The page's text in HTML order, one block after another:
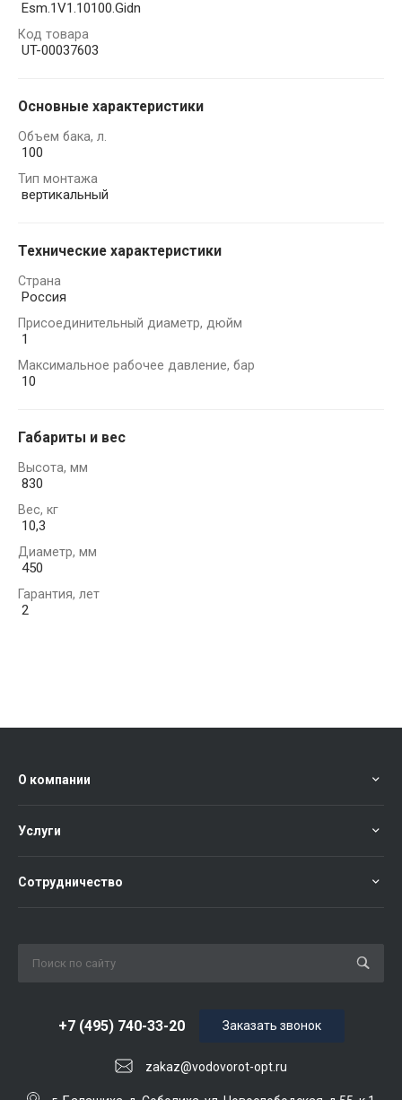
Esm.1V1.10100.Gidn
Код товара
UT-00037603
Основные характеристики
Объем бака, л.
100
Тип монтажа
вертикальный
Технические характеристики
Страна
Россия
Присоединительный диаметр, дюйм
1
Максимальное рабочее давление, бар
10
Габариты и вес
Высота, мм
830
Вес, кг
10,3
Диаметр, мм
450
Гарантия, лет
2
О компании
Услуги
Сотрудничество
+7 (495) 740-33-20
zakaz@vodovorot-opt.ru
Заказать звонок